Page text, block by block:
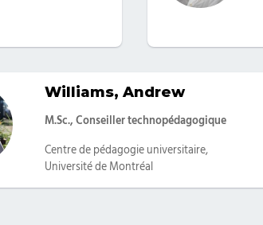
Williams, Andrew
Catégories
M.Sc., Conseiller technopédagogique
Centre de pédagogie universitaire,
Université de Montréal